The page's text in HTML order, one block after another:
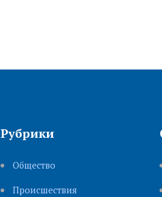
Рубрики
Общество
Происшествия